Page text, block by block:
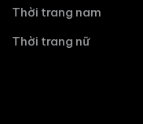
Thời trang nam
Thời trang nữ